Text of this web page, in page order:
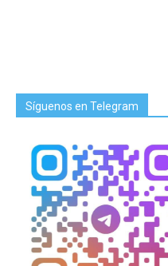
Síguenos en Telegram